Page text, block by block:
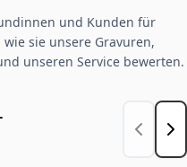
und Kunden für
sie unsere Gravuren,
unseren Service bewerten.